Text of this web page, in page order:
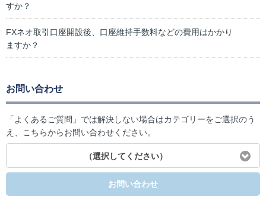
すか？
FXネオ取引口座開設後、口座維持手数料などの費用はかかり
ますか？
お問い合わせ
「よくあるご質問」では解決しない場合はカテゴリーをご選択のう
え、こちらからお問い合わせください。
（選択してください）
お問い合わせ